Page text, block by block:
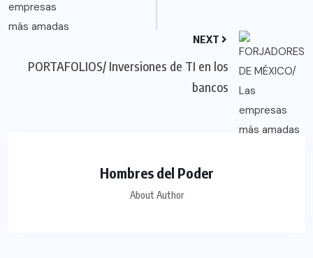
NEXT
PORTAFOLIOS/ Inversiones de TI en los
bancos
Hombres del Poder
About Author